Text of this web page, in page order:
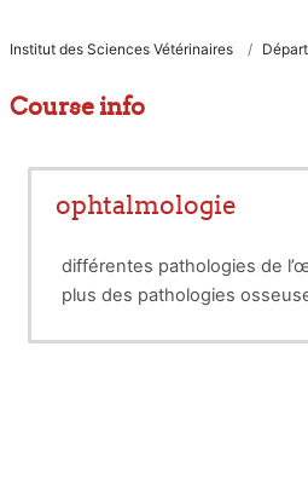
Institut des Sciences Vétérinaires
Course info
ophtalmologie
différentes pathologies de
plus des pathologies